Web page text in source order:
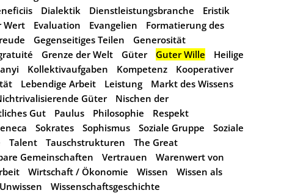
Dialektik Dienstleistungsbranche
Eristik
Wert Evaluation Evangelien
Formatierung des
Gegenseitiges Teilen
Generosität
Grenze der Welt Güter Guter Wille
Heilige
Kollektivaufgaben Kompetenz
Kooperativer
Lebendige Arbeit Leistung
Markt des Wissens
Güter
Nischen der
Gut Paulus Philosophie
Respekt
Sokrates Sophismus Soziale Gruppe
Soziale
Talent Tauschstrukturen
The Great
Gemeinschaften Vertrauen
Warenwert von
Wirtschaft / Ökonomie Wissen
Wissen als
Wissenschaftsgeschichte